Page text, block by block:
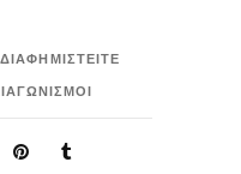
ΔΙΑΦΗΜΙΣΤΕΙΤΕ